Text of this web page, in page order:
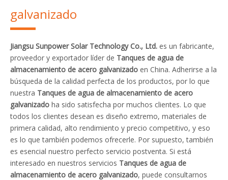
galvanizado
Jiangsu Sunpower Solar Technology Co., Ltd. es un fabricante,
proveedor y exportador líder de Tanques de agua de
almacenamiento de acero galvanizado en China. Adherirse a la
búsqueda de la calidad perfecta de los productos, por lo que
nuestra Tanques de agua de almacenamiento de acero
galvanizado ha sido satisfecha por muchos clientes. Lo que
todos los clientes desean es diseño extremo, materiales de
primera calidad, alto rendimiento y precio competitivo, y eso
es lo que también podemos ofrecerle. Por supuesto, también
es esencial nuestro perfecto servicio postventa. Si está
interesado en nuestros servicios Tanques de agua de
almacenamiento de acero galvanizado, puede consultarnos